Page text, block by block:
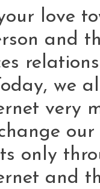
love
and
we
very
our
only
and